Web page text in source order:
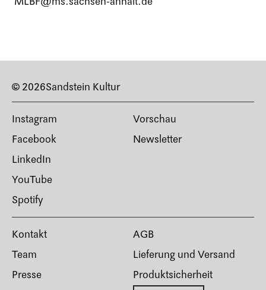
© 2026Sandstein Kultur
Instagram
Facebook
LinkedIn
YouTube
Spotify
Vorschau
Newsletter
Kontakt
Team
Presse
AGB
Lieferung und Versand
Produktsicherheit